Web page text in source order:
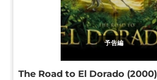
予告編
The Road to El Dorado (2000)